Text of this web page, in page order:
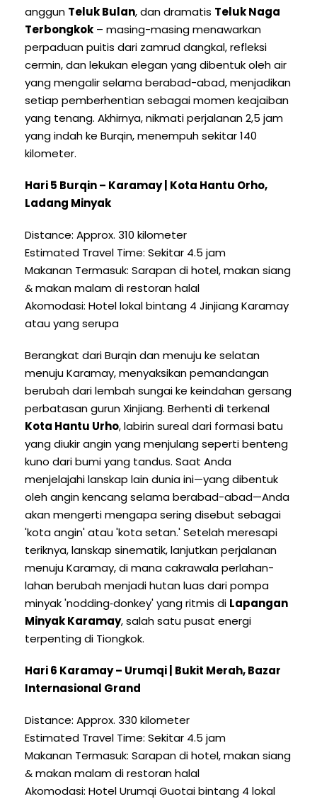
anggun Teluk Bulan, dan dramatis Teluk Naga
Terbongkok – masing-masing menawarkan
perpaduan puitis dari zamrud dangkal, refleksi
cermin, dan lekukan elegan yang dibentuk oleh air
yang mengalir selama berabad-abad, menjadikan
setiap pemberhentian sebagai momen keajaiban
yang tenang. Akhirnya, nikmati perjalanan 2,5 jam
yang indah ke Burqin, menempuh sekitar 140
kilometer.
Hari 5 Burqin – Karamay | Kota Hantu Orho,
Ladang Minyak
Distance: Approx. 310 kilometer
Estimated Travel Time: Sekitar 4.5 jam
Makanan Termasuk: Sarapan di hotel, makan siang
& makan malam di restoran halal
Akomodasi: Hotel lokal bintang 4 Jinjiang Karamay
atau yang serupa
Berangkat dari Burqin dan menuju ke selatan
menuju Karamay, menyaksikan pemandangan
berubah dari lembah sungai ke keindahan gersang
perbatasan gurun Xinjiang. Berhenti di terkenal
Kota Hantu Urho, labirin sureal dari formasi batu
yang diukir angin yang menjulang seperti benteng
kuno dari bumi yang tandus. Saat Anda
menjelajahi lanskap lain dunia ini—yang dibentuk
oleh angin kencang selama berabad-abad—Anda
akan mengerti mengapa sering disebut sebagai
'kota angin' atau 'kota setan.' Setelah meresapi
teriknya, lanskap sinematik, lanjutkan perjalanan
menuju Karamay, di mana cakrawala perlahan-
lahan berubah menjadi hutan luas dari pompa
minyak 'nodding‑donkey' yang ritmis di Lapangan
Minyak Karamay, salah satu pusat energi
terpenting di Tiongkok.
Hari 6 Karamay – Urumqi | Bukit Merah, Bazar
Internasional Grand
Distance: Approx. 330 kilometer
Estimated Travel Time: Sekitar 4.5 jam
Makanan Termasuk: Sarapan di hotel, makan siang
& makan malam di restoran halal
Akomodasi: Hotel Urumqi Guotai bintang 4 lokal